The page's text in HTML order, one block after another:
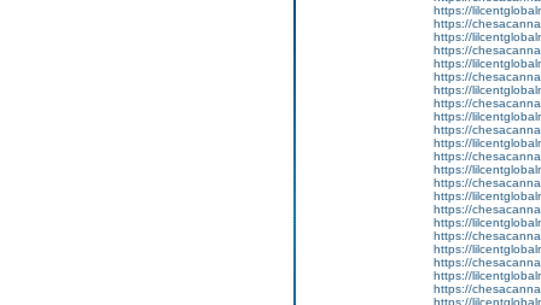
https://
https://
https://
https://
https://
https://
https://
https://
https://
https://
https://
https://
https://
https://
https://
https://
https://
https://
https://
https://
https://
https://
https://